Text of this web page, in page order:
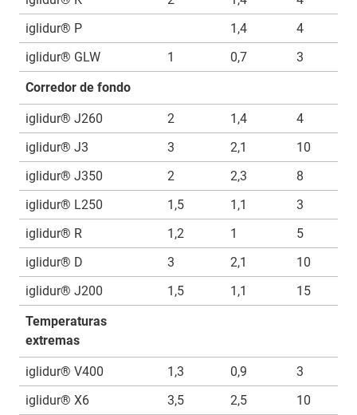
iglidur® P
1,4
4
iglidur® GLW
1 0,7
3
Corredor de fondo
iglidur® J260 2 1,4
4
iglidur® J3
3 2,1
10
iglidur® J350
2 2,3
8
iglidur® L250
1,5 1,1
3
iglidur® R
1,2 1
5
iglidur® D
3 2,1
10
iglidur® J200
1,5 1,1
15
Temperaturas
extremas
iglidur® V400 1,3 0,9
3
iglidur® X6
3,5 2,5
10